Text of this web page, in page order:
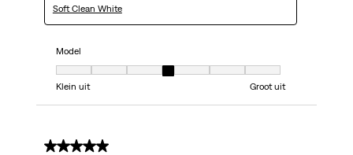
Soft Clean White
Model
Model, 4 van 7, waarbij 1 gelijk is aan Klein uit en 7 gelijk is aan Groot uit
Klein uit
Groot uit
5 van 5 sterren.